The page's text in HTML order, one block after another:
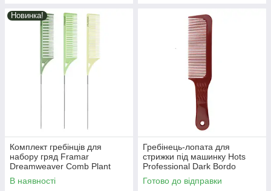
Новинка!
Комплект гребінців для
набору гряд Framar
Dreamweaver Comb Plant
Mom (пастельні кольори), 3
шт (92004)
В наявності
Гребінець-лопата для
стрижки під машинку Hots
Professional Dark Bordo
(HP20004-BRD)
Готово до відправки